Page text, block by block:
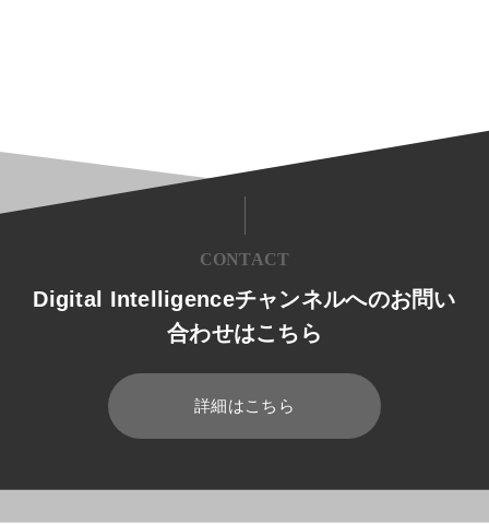
CONTACT
Digital Intelligenceチャンネルへのお問い
合わせはこちら
詳細はこちら